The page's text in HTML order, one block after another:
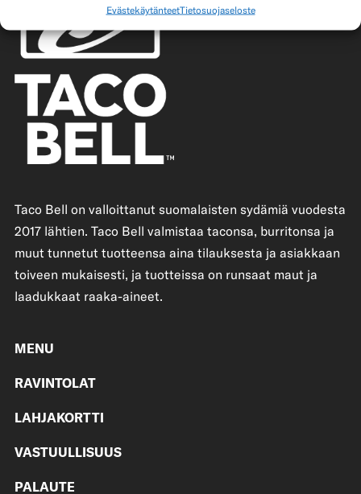
EvästekäytänteetTietosuojaseloste
Taco Bell on valloittanut suomalaisten sydämiä vuodesta
2017 lähtien. Taco Bell valmistaa taconsa, burritonsa ja
muut tunnetut tuotteensa aina tilauksesta ja asiakkaan
toiveen mukaisesti, ja tuotteissa on runsaat maut ja
laadukkaat raaka-aineet.
MENU
RAVINTOLAT
LAHJAKORTTI
VASTUULLISUUS
PALAUTE